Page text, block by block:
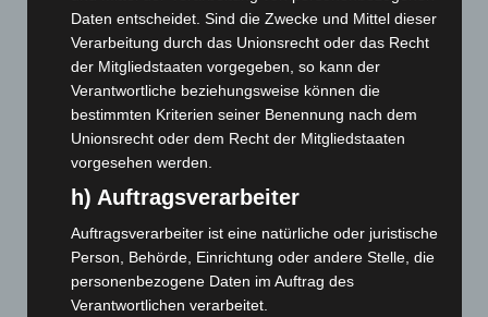
April 2025 (88)
März 2025(111)
Februar 2025(96)
Januar 2025(88)
Dezember 2024(89)
November 2024(94)
Oktober 2024(93)
September 2024(112)
August 2024
(107)
Daten entscheidet. Sind die Zwecke und Mittel dieser
Verarbeitung durch das Unionsrecht oder das Recht
der Mitgliedstaaten vorgegeben, so kann der
Verantwortliche beziehungsweise können die
bestimmten Kriterien seiner Benennung nach dem
Unionsrecht oder dem Recht der Mitgliedstaaten
vorgesehen werden.
h) Auftragsverarbeiter
Auftragsverarbeiter ist eine natürliche oder juristische
Person, Behörde, Einrichtung oder andere Stelle, die
personenbezogene Daten im Auftrag des
Verantwortlichen verarbeitet.